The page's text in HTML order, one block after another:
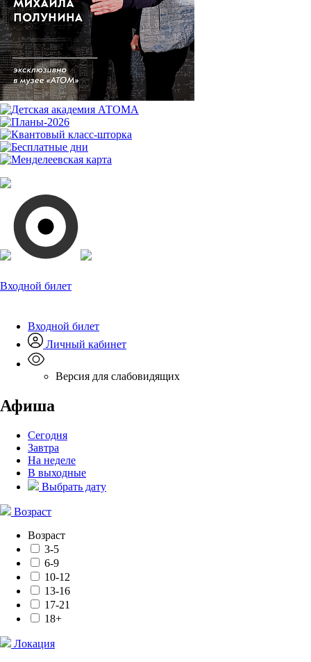
Входной билет
Входной билет
Личный кабинет
Версия для слабовидящих
Афиша
Сегодня
Завтра
На неделе
В выходные
Выбрать дату
Возраст
Возраст
3-5
6-9
10-12
13-16
17-21
18+
Локация